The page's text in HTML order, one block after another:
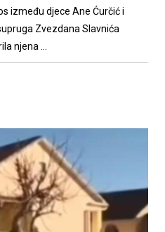
između djece Ane Ćurčić i
Zvezdana Slavnića
njena ...